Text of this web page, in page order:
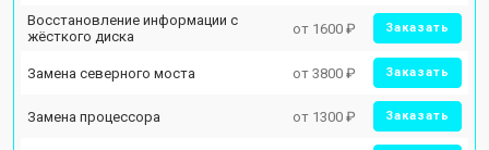
Восстановление информации с
жёсткого диска
от 1600 ₽ Заказать
Замена северного моста от 3800 ₽ Заказать
Замена процессора от 1300 ₽ Заказать